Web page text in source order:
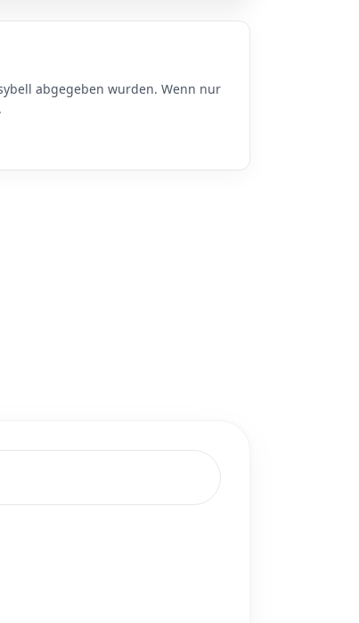
abgegeben wurden. Wenn nur